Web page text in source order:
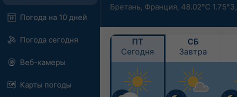
Погода на 10 дней
Погода сегодня
Веб-камеры
Карты погоды
Бретань, Франция, 48.02°С 1.75°З,
ПТ
Сегодня
СБ
Завтра